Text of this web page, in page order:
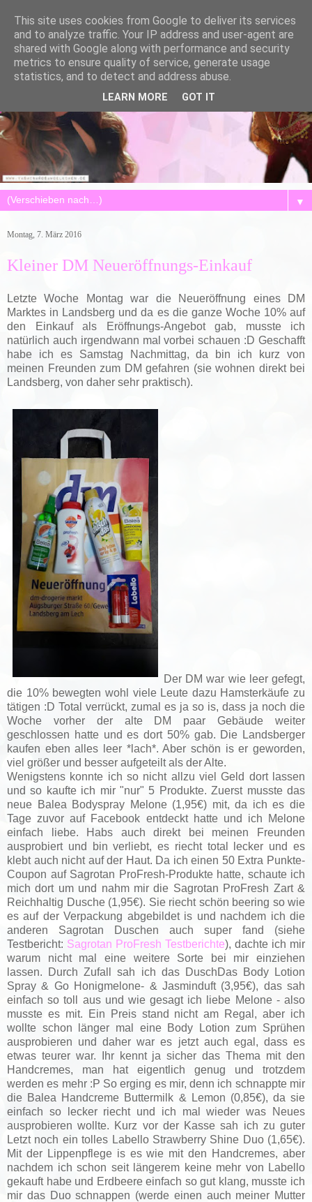
▼
Montag, 7. März 2016
Kleiner DM Neueröffnungs-Einkauf
Letzte Woche Montag war die Neueröffnung eines DM
Marktes in Landsberg und da es die ganze Woche 10% auf
den Einkauf als Eröffnungs-Angebot gab, musste ich
natürlich auch irgendwann mal vorbei schauen :D Geschafft
habe ich es Samstag Nachmittag, da bin ich kurz von
meinen Freunden zum DM gefahren (sie wohnen direkt bei
Landsberg, von daher sehr praktisch).
Der DM war wie leer gefegt,
die 10% bewegten wohl viele Leute dazu Hamsterkäufe zu
tätigen :D Total verrückt, zumal es ja so is, dass ja noch die
Woche vorher der alte DM paar Gebäude weiter
geschlossen hatte und es dort 50% gab. Die Landsberger
kaufen eben alles leer *lach*. Aber schön is er geworden,
viel größer und besser aufgeteilt als der Alte.
Wenigstens konnte ich so nicht allzu viel Geld dort lassen
und so kaufte ich mir "nur" 5 Produkte. Zuerst musste das
neue Balea Bodyspray Melone (1,95€) mit, da ich es die
Tage zuvor auf Facebook entdeckt hatte und ich Melone
einfach liebe. Habs auch direkt bei meinen Freunden
ausprobiert und bin verliebt, es riecht total lecker und es
klebt auch nicht auf der Haut. Da ich einen 50 Extra Punkte-
Coupon auf Sagrotan ProFresh-Produkte hatte, schaute ich
mich dort um und nahm mir die Sagrotan ProFresh Zart &
Reichhaltig Dusche (1,95€). Sie riecht schön beering so wie
es auf der Verpackung abgebildet is und nachdem ich die
anderen Sagrotan Duschen auch super fand (siehe
Testbericht: Sagrotan ProFresh Testberichte), dachte ich mir
warum nicht mal eine weitere Sorte bei mir einziehen
lassen. Durch Zufall sah ich das DuschDas Body Lotion
Spray & Go Honigmelone- & Jasminduft (3,95€), das sah
einfach so toll aus und wie gesagt ich liebe Melone - also
musste es mit. Ein Preis stand nicht am Regal, aber ich
wollte schon länger mal eine Body Lotion zum Sprühen
ausprobieren und daher war es jetzt auch egal, dass es
etwas teurer war. Ihr kennt ja sicher das Thema mit den
Handcremes, man hat eigentlich genug und trotzdem
werden es mehr :P So erging es mir, denn ich schnappte mir
die Balea Handcreme Buttermilk & Lemon (0,85€), da sie
einfach so lecker riecht und ich mal wieder was Neues
ausprobieren wollte. Kurz vor der Kasse sah ich zu guter
Letzt noch ein tolles Labello Strawberry Shine Duo (1,65€).
Mit der Lippenpflege is es wie mit den Handcremes, aber
nachdem ich schon seit längerem keine mehr von Labello
gekauft habe und Erdbeere einfach so gut klang, musste ich
mir das Duo schnappen (werde einen auch meiner Mutter
This site uses cookies from Google to deliver its services
and to analyze traffic. Your IP address and user-agent are
shared with Google along with performance and security
metrics to ensure quality of service, generate usage
statistics, and to detect and address abuse.
LEARN MORE GOT IT